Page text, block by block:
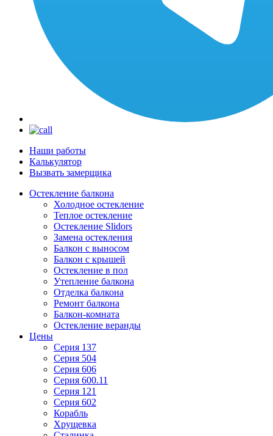
Наши работы
Калькулятор
Вызвать замерщика
Остекление балкона
Холодное остекление
Теплое остекление
Остекление Slidors
Замена остекления
Балкон с выносом
Балкон с крышей
Остекление в пол
Утепление балкона
Отделка балкона
Ремонт балкона
Балкон-комната
Остекление веранды
Цены
Серия 137
Серия 504
Серия 606
Серия 600.11
Серия 121
Серия 602
Корабль
Хрущевка